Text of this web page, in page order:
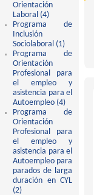
Orientación
Laboral (4) Apply
Programa de
Inclusión
Sociolaboral (1) Apply
Programa de
Orientación
Profesional para
el empleo y
asistencia para el
Autoempleo (4) Apply
Programa de
Orientación
Profesional para
el empleo y
asistencia para el
Autoempleo para
parados de larga
duración en CYL
(2) Apply Programa de